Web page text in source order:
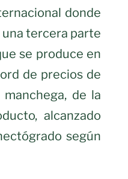
donde
una tercera parte
se produce en
de precios de
de la
alcanzado
según